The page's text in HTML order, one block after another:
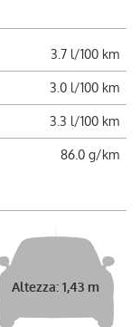
3.7 l/100 km
3.0 l/100 km
3.3 l/100 km
86.0 g/km
Altezza: 1,43 m